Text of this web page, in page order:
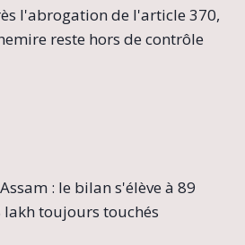
l'abrogation de l'article 370,
reste hors de contrôle
: le bilan s'élève à 89
toujours touchés